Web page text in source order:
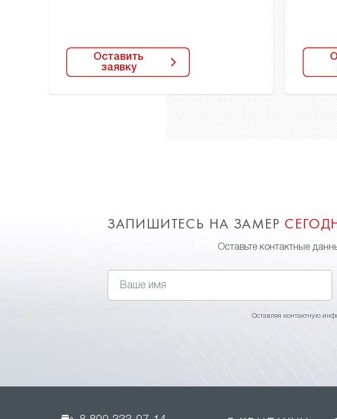
Оставить
заявку
ЗАПИШИТЕСЬ НА ЗАМЕР
Оставьте контактные
Оставляя контактную